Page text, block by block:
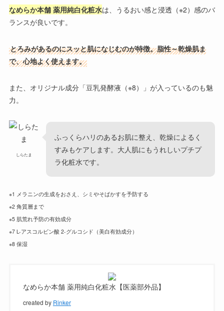
なめらか本舗 薬用純白化粧水は、うるおい感と浸透（※2）感のバ
ランスが良いです。
とろみがあるのにスッと肌になじむのが特徴。脂性～乾燥肌ま
で、心地よく使えます。
また、オリジナル成分「豆乳発酵液（※8）」が入っているのも魅
力。
しらたま
ふっくらハリのあるお肌に整え、乾燥によるく
すみもケアします。大人肌にもうれしいプチプ
ラ化粧水です。
※1 メラニンの生成をおさえ、シミやそばかすを予防する
※2 角質層まで
※5 肌荒れ予防の有効成分
※7 L-アスコルビン酸 2-グルコシド（美白有効成分）
※8 保湿
なめらか本舗 薬用純白化粧水【医薬部外品】
created by Rinker